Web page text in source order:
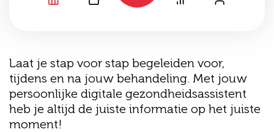
Laat je stap voor stap begeleiden voor,
tijdens en na jouw behandeling. Met jouw
persoonlijke digitale gezondheidsassistent
heb je altijd de juiste informatie op het juiste
moment!